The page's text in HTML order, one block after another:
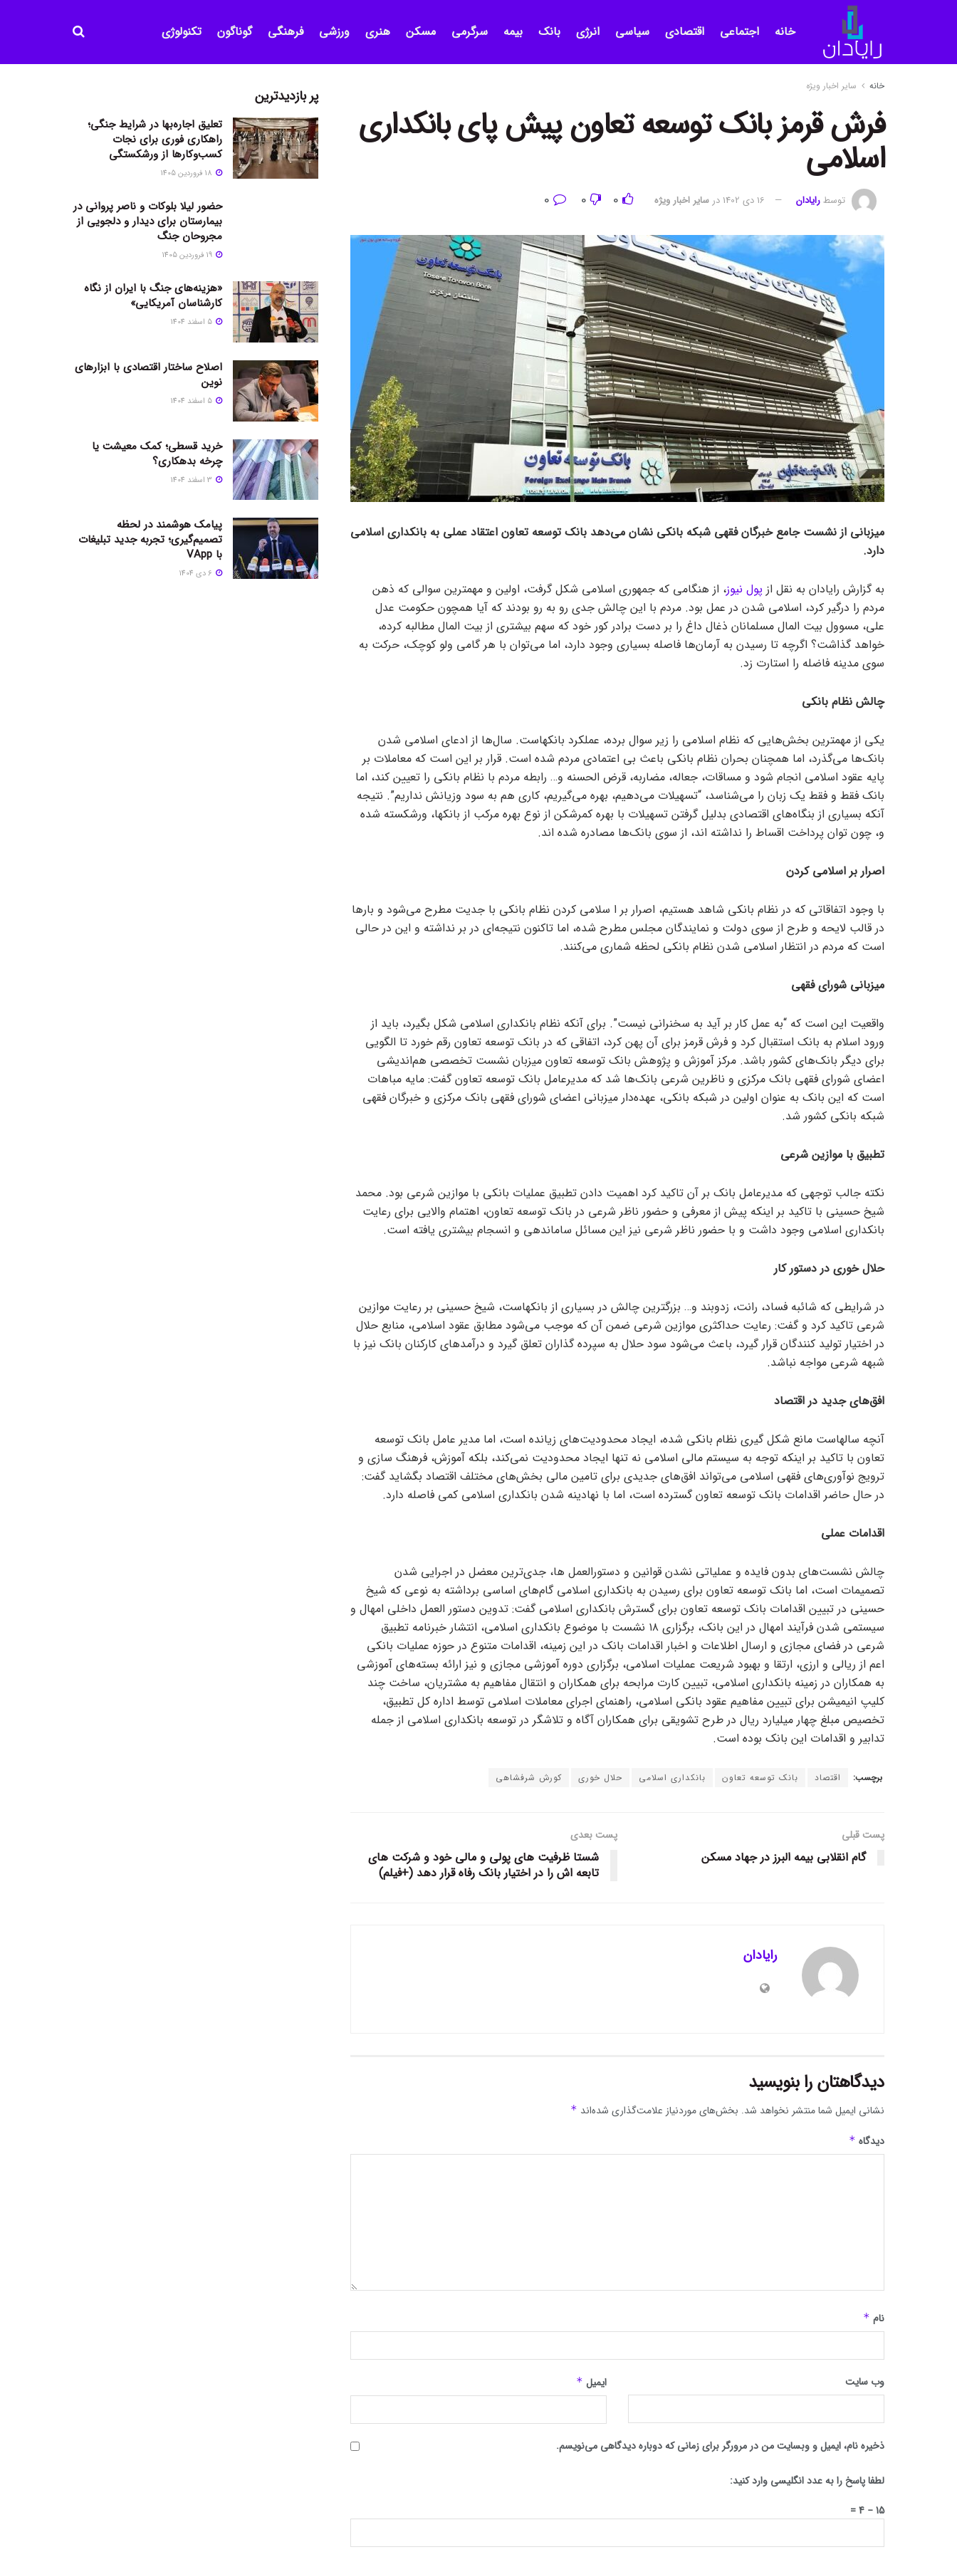
خانه اجتماعی اقتصادی سیاسی انرژی بانک بیمه سرگرمی مسکن هنری ورزشی فرهنگی گوناگون تکنولوژی
خانه سایر اخبار ویژه
فرش قرمز بانک توسعه تعاون پیش پای بانکداری
اسلامی
توسطرایادان 16 دی 1402 در سایر اخبار ویژه 0
0
میزبانی از نشست جامع خبرگان فقهی شبکه بانکی نشان می‌دهد بانک توسعه تعاون اعتقاد عملی به بانکداری اسلامی
دارد.
به گزارش رایادان به نقل از پول نیوز، از هنگامی که جمهوری اسلامی شکل گرفت، اولین و مهمترین سوالی که ذهن
مردم را درگیر کرد، اسلامی شدن در عمل بود. مردم با این چالش جدی رو به رو بودند که آیا همچون حکومت عدل
علی، مسوول بیت المال مسلمانان ذغال داغ را بر دست برادر کور خود که سهم بیشتری از بیت المال مطالبه کرده،
خواهد گذاشت؟ اگرچه تا رسیدن به آرمان‌ها فاصله بسیاری وجود دارد، اما می‌توان با هر گامی ولو کوچک، حرکت به
سوی مدینه فاضله را استارت زد.
چالش نظام بانکی
یکی از مهمترین بخش‌هایی که نظام اسلامی را زیر سوال برده، عملکرد بانکهاست. سال‌ها از ادعای اسلامی شدن
بانک‌ها می‌گذرد، اما همچنان بحران نظام بانکی باعث بی اعتمادی مردم شده است. قرار بر این است که معاملات بر
پایه عقود اسلامی انجام شود و مساقات، جعاله، مضاربه، قرض الحسنه و… رابطه مردم با نظام بانکی را تعیین کند، اما
بانک فقط و فقط یک زبان را می‌شناسد، “تسهیلات می‌دهیم، بهره می‌گیریم، کاری هم به سود وزیانش نداریم”. نتیجه
آنکه بسیاری از بنگاه‌های اقتصادی بدلیل گرفتن تسهیلات با بهره کمرشکن از نوع بهره مرکب از بانکها، ورشکسته شده
و، چون توان پرداخت اقساط را نداشته اند، از سوی بانک‌ها مصادره شده اند.
اصرار بر اسلامی کردن
با وجود اتفاقاتی که در نظام بانکی شاهد هستیم، اصرار بر ا سلامی کردن نظام بانکی با جدیت مطرح می‌شود و بار‌ها
در قالب لایحه و طرح از سوی دولت و نمایندگان مجلس مطرح شده، اما تاکنون نتیجه‌ای در بر نداشته و این در حالی
است که مردم در انتظار اسلامی شدن نظام بانکی لحظه شماری می‌کنند.
میزبانی شورای فقهی
واقعیت این است که “به عمل کار بر آید به سخنرانی نیست”. برای آنکه نظام بانکداری اسلامی شکل بگیرد، باید از
ورود اسلام به بانک استقبال کرد و فرش قرمز برای آن پهن کرد، اتفاقی که در بانک توسعه تعاون رقم خورد تا الگویی
برای دیگر بانک‌های کشور باشد. مرکز آموزش و پژوهش بانک توسعه تعاون میزبان نشست تخصصی هم‌اندیشی
اعضای شورای فقهی بانک مرکزی و ناظرین شرعی بانک‌ها شد که مدیرعامل بانک توسعه تعاون گفت: مایه مباهات
است که این بانک به عنوان اولین در شبکه بانکی، عهده‌دار میزبانی اعضای شورای فقهی بانک مرکزی و خبرگان فقهی
شبکه بانکی کشور شد.
تطبیق با موازین شرعی
نکته جالب توجهی که مدیرعامل بانک بر آن تاکید کرد اهمیت دادن تطبیق عملیات بانکی با موازین شرعی بود. محمد
شیخ حسینی با تاکید بر اینکه پیش از معرفی و حضور ناظر شرعی در بانک توسعه تعاون، اهتمام والایی برای رعایت
بانکداری اسلامی وجود داشت و با حضور ناظر شرعی نیز این مسائل ساماندهی و انسجام بیشتری یافته است.
حلال خوری در دستور کار
در شرایطی که شائبه فساد، رانت، زدوبند و… بزرگترین چالش در بسیاری از بانکهاست، شیخ حسینی بر رعایت موازین
شرعی تاکید کرد و گفت: رعایت حداکثری موازین شرعی ضمن آن که موجب می‌شود مطابق عقود اسلامی، منابع حلال
در اختیار تولید کنندگان قرار گیرد، باعث می‌شود سود حلال به سپرده گذاران تعلق گیرد و درآمد‌های کارکنان بانک نیز با
شبهه شرعی مواجه نباشد.
افق‌های جدید در اقتصاد
آنچه سالهاست مانع شکل گیری نظام بانکی شده، ایجاد محدودیت‌های زیانده است، اما مدیر عامل بانک توسعه
تعاون با تاکید بر اینکه توجه به سیستم مالی اسلامی نه تنها ایجاد محدودیت نمی‌کند، بلکه آموزش، فرهنگ سازی و
ترویج نوآوری‌های فقهی اسلامی می‌تواند افق‌های جدیدی برای تامین مالی بخش‌های مختلف اقتصاد بگشاید گفت:
در حال حاضر اقدامات بانک توسعه تعاون گسترده است، اما با نهادینه شدن بانکداری اسلامی کمی فاصله دارد.
اقدامات عملی
چالش نشست‌های بدون فایده و عملیاتی نشدن قوانین و دستورالعمل ها، جدی‌ترین معضل در اجرایی شدن
تصمیمات است، اما بانک توسعه تعاون برای رسیدن به بانکداری اسلامی گام‌های اساسی برداشته به نوعی که شیخ
حسینی در تبیین اقدامات بانک توسعه تعاون برای گسترش بانکداری اسلامی گفت: تدوین دستور العمل داخلی امهال و
سیستمی شدن فرآیند امهال در این بانک، برگزاری ۱۸ نشست با موضوع بانکداری اسلامی، انتشار خبرنامه تطبیق
شرعی در فضای مجازی و ارسال اطلاعات و اخبار اقدامات بانک در این زمینه، اقدامات متنوع در حوزه عملیات بانکی
اعم از ریالی و ارزی، ارتقا و بهبود شریعت عملیات اسلامی، برگزاری دوره آموزشی مجازی و نیز ارائه بسته‌های آموزشی
به همکاران در زمینه بانکداری اسلامی، تبیین کارت مرابحه برای همکاران و انتقال مفاهیم به مشتریان، ساخت چند
کلیپ انیمیشن برای تبیین مفاهیم عقود بانکی اسلامی، راهنمای اجرای معاملات اسلامی توسط اداره کل تطبیق،
تخصیص مبلغ چهار میلیارد ریال در طرح تشویقی برای همکاران آگاه و تلاشگر در توسعه بانکداری اسلامی از جمله
تدابیر و اقدامات این بانک بوده است.
برچسب: اقتصاد بانک توسعه تعاون بانکداری اسلامی حلال خوری کورش شرفشاهی
پست قبلی
گام انقلابی بیمه البرز در جهاد مسکن
پست بعدی
شستا ظرفیت های پولی و مالی خود و شرکت های
تابعه اش را در اختیار بانک رفاه قرار دهد (+فیلم)
رایادان
دیدگاهتان را بنویسید
نشانی ایمیل شما منتشر نخواهد شد. بخش‌های موردنیاز علامت‌گذاری شده‌اند *
دیدگاه *
نام *
ایمیل * وب‌ سایت
ذخیره نام، ایمیل و وبسایت من در مرورگر برای زمانی که دوباره دیدگاهی می‌نویسم.
لطفا پاسخ را به عدد انگلیسی وارد کنید:
15 − 4 =
پر بازدیدترین
تعلیق اجاره‌بها در شرایط جنگی؛
راهکاری فوری برای نجات
کسب‌وکارها از ورشکستگی
حضور لیلا بلوکات و ناصر پروانی در
بیمارستان برای دیدار و دلجویی از
مجروحان جنگ
«هزینه‌های جنگ با ایران از نگاه
کارشناسان آمریکایی»
اصلاح ساختار اقتصادی با ابزارهای
نوین
خرید قسطی؛ کمک معیشت یا
چرخه بدهکاری؟
پیامک هوشمند در لحظه
تصمیم‌گیری؛ تجربه جدید تبلیغات
با VApp